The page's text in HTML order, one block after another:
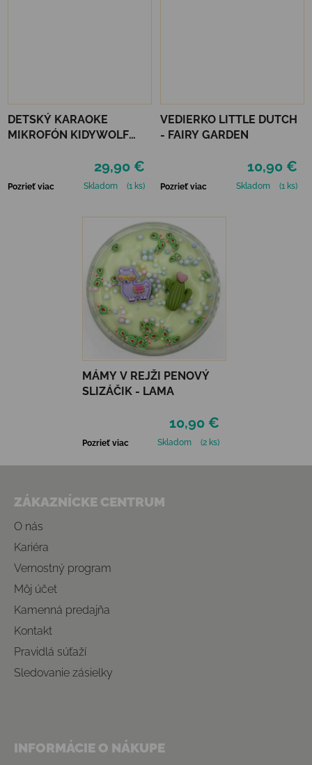
DETSKÝ KARAOKE
MIKROFÓN KIDYWOLF
29,90 €
Pozrieť viac Skladom (1 ks)
VEDIERKO LITTLE DUTCH
- FAIRY GARDEN
10,90 €
Pozrieť viac Skladom (1 ks)
MÁMY V REJŽI PENOVÝ
SLIZÁČIK - LAMA
10,90 €
Pozrieť viac Skladom (2 ks)
ZÁKAZNÍCKE CENTRUM
O nás
Kariéra
Vernostný program
Môj účet
Kamenná predajňa
Kontakt
Pravidlá súťaží
Sledovanie zásielky
INFORMÁCIE O NÁKUPE